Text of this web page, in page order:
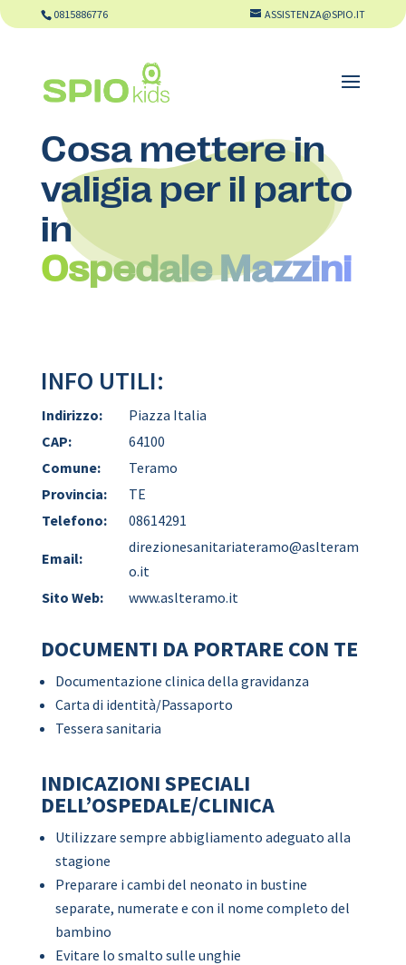
0815886776 ASSISTENZA@SPIO.IT
Cosa mettere in
valigia per il parto
in
Ospedale Mazzini
INFO UTILI:
Indirizzo:
Piazza Italia
CAP:
64100
Comune:
Teramo
Provincia:
TE
Telefono:
08614291
Email:
direzionesanitariateramo@aslteram
o.it
Sito Web:
www.aslteramo.it
DOCUMENTI DA PORTARE CON TE
Documentazione clinica della gravidanza
Carta di identità/Passaporto
Tessera sanitaria
INDICAZIONI SPECIALI
DELL’OSPEDALE/CLINICA
Utilizzare sempre abbigliamento adeguato alla
stagione
Preparare i cambi del neonato in bustine
separate, numerate e con il nome completo del
bambino
Evitare lo smalto sulle unghie